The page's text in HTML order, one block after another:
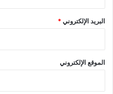
البريد الإلكتروني*
الموقع الإلكتروني